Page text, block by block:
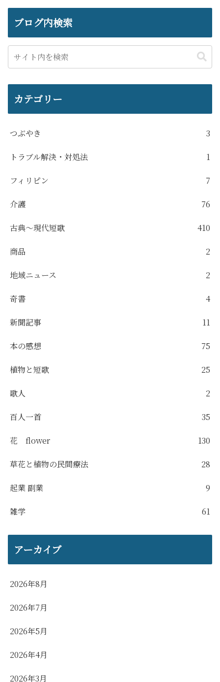
ブログ内検索
カテゴリー
つぶやき 3
トラブル解決・対処法 1
フィリピン 7
介護 76
古典～現代短歌 410
商品 2
地域ニュース 2
奇書 4
新聞記事 11
本の感想 75
植物と短歌 25
歌人 2
百人一首 35
花 flower 130
草花と植物の民間療法 28
起業 副業 9
雑学 61
アーカイブ
2026年8月
2026年7月
2026年5月
2026年4月
2026年3月